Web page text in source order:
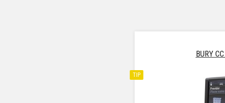
BURY
TIP